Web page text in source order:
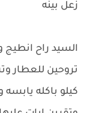
زعل بينه
السيد راح
تروحين
كيلو باكله